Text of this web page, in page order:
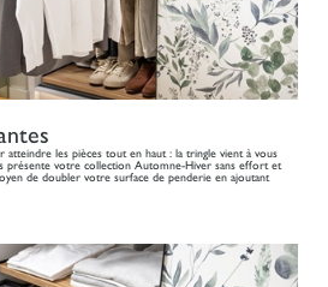
atteindre les pièces tout en haut : la tringle vient à vous
présente votre collection Automne-Hiver sans effort et
de doubler votre surface de penderie en ajoutant